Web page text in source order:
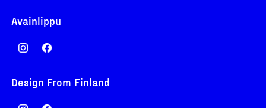
Avainlippu
Design From Finland